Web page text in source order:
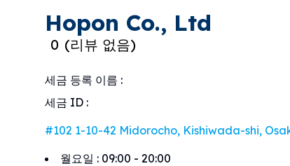
Hopon Co., Ltd
0 (리뷰 없음)
세금 등록 이름 :
세금 ID :
#102 1-10-42 Midorocho, Kishiwada-shi,
월요일 : 09:00 - 20:00